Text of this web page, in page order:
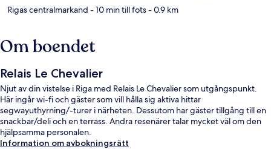
Rigas centralmarkand - 10 min till fots- 0.9 km
Om boendet
Relais Le Chevalier
Njut av din vistelse i Riga med Relais Le Chevalier som utgångspunkt.
Här ingår wi-fi och gäster som vill hålla sig aktiva hittar
segwayuthyrning/-turer i närheten. Dessutom har gäster tillgång till en
snackbar/deli och en terrass. Andra resenärer talar mycket väl om den
hjälpsamma personalen.
Information om avbokningsrätt